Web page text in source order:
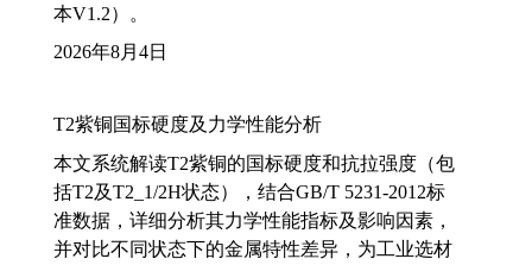
本V1.2）。
2026年8月4日
T2紫铜国标硬度及力学性能分析
本文系统解读T2紫铜的国标硬度和抗拉强度（包
括T2及T2_1/2H状态），结合GB/T 5231-2012标
准数据，详细分析其力学性能指标及影响因素，
并对比不同状态下的金属特性差异，为工业选材